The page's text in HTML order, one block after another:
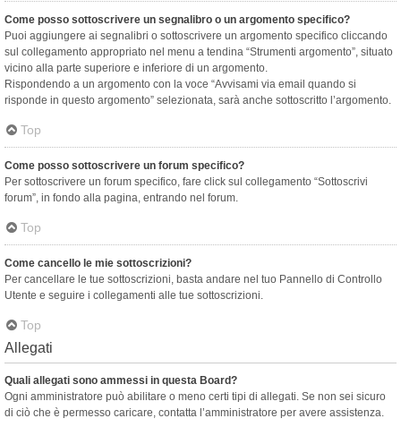
Come posso sottoscrivere un segnalibro o un argomento specifico?
Puoi aggiungere ai segnalibri o sottoscrivere un argomento specifico cliccando
sul collegamento appropriato nel menu a tendina “Strumenti argomento”, situato
vicino alla parte superiore e inferiore di un argomento.
Rispondendo a un argomento con la voce “Avvisami via email quando si
risponde in questo argomento” selezionata, sarà anche sottoscritto l’argomento.
Top
Come posso sottoscrivere un forum specifico?
Per sottoscrivere un forum specifico, fare click sul collegamento “Sottoscrivi
forum”, in fondo alla pagina, entrando nel forum.
Top
Come cancello le mie sottoscrizioni?
Per cancellare le tue sottoscrizioni, basta andare nel tuo Pannello di Controllo
Utente e seguire i collegamenti alle tue sottoscrizioni.
Top
Allegati
Quali allegati sono ammessi in questa Board?
Ogni amministratore può abilitare o meno certi tipi di allegati. Se non sei sicuro
di ciò che è permesso caricare, contatta l’amministratore per avere assistenza.